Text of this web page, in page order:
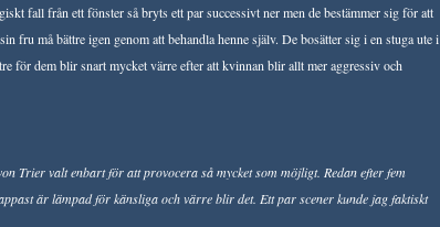
fall från ett fönster så bryts ett par successivt ner men de bestämmer sig för att
fru må bättre igen genom att behandla henne själv. De bosätter sig i en stuga ute i
för dem blir snart mycket värre efter att kvinnan blir allt mer aggressiv och
Trier valt enbart för att provocera så mycket som möjligt. Redan efter fem
är lämpad för känsliga och värre blir det. Ett par scener kunde jag faktiskt